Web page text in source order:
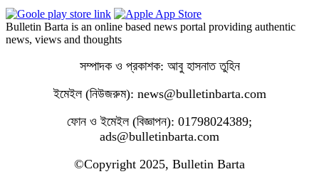
Bulletin Barta is an online based news portal providing authentic
news, views and thoughts
সম্পাদক ও প্রকাশক: আবু হাসনাত তুহিন
ইমেইল (নিউজরুম): news@bulletinbarta.com
ফোন ও ইমেইল (বিজ্ঞাপন): 01798024389;
ads@bulletinbarta.com
©️Copyright 2025, Bulletin Barta